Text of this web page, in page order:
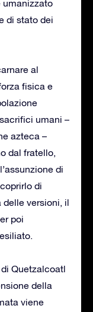
umanizzato
di stato dei
al
fisica e
umani –
azteca –
dal fratello,
di
di
delle versioni, il
poi
Quetzalcoatl
della
viene